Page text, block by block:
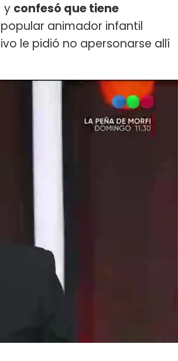
y confesó que tiene
popular animador infantil
le pidió no apersonarse allí